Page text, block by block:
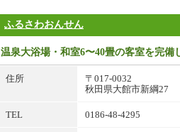
ふるさわおんせん
温泉大浴場・和室6〜40畳の客室を完
住所
〒017-0032
秋田県大館市新綱27
TEL 0186-48-4295